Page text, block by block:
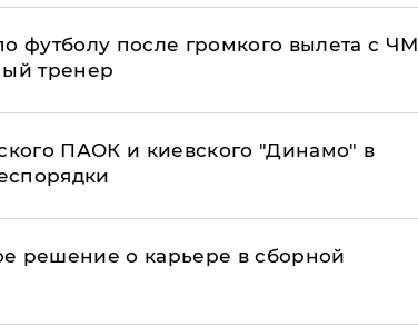
футболу после громкого вылета с ЧМ
тренер
ПАОК и киевского "Динамо" в
решение о карьере в сборной